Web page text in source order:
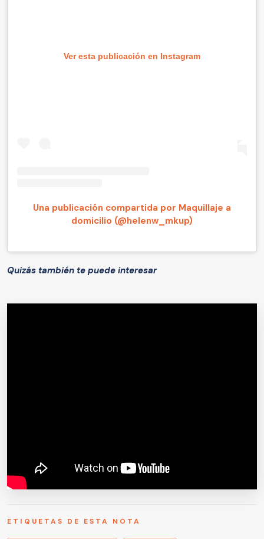
Ver esta publicación en Instagram
Una publicación compartida por Maquillaje a
domicilio (@helenw_mkup)
Quizás también te puede interesar
ETIQUETAS DE ESTA NOTA